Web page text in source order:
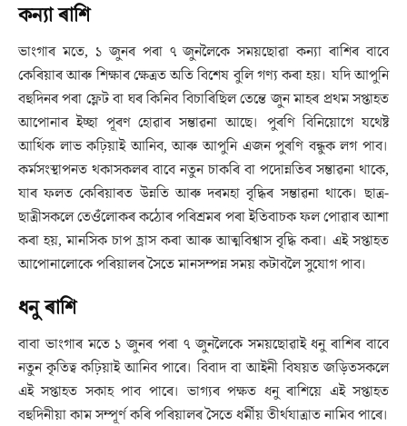
কন্যা ৰাশি
ভাংগাৰ মতে, ১ জুনৰ পৰা ৭ জুনলৈকে সময়ছোৱা কন্যা ৰাশিৰ বাবে
কেৰিয়াৰ আৰু শিক্ষাৰ ক্ষেত্ৰত অতি বিশেষ বুলি গণ্য কৰা হয়। যদি আপুনি
বহুদিনৰ পৰা ফ্লেট বা ঘৰ কিনিব বিচাৰিছিল তেন্তে জুন মাহৰ প্ৰথম সপ্তাহত
আপোনাৰ ইচ্ছা পূৰণ হোৱাৰ সম্ভাৱনা আছে। পুৰণি বিনিয়োগে যথেষ্ট
আৰ্থিক লাভ কঢ়িয়াই আনিব, আৰু আপুনি এজন পুৰণি বন্ধুক লগ পাব।
কৰ্মসংস্থাপনত থকাসকলৰ বাবে নতুন চাকৰি বা পদোন্নতিৰ সম্ভাৱনা থাকে,
যাৰ ফলত কেৰিয়াৰত উন্নতি আৰু দৰমহা বৃদ্ধিৰ সম্ভাৱনা থাকে। ছাত্ৰ-
ছাত্ৰীসকলে তেওঁলোকৰ কঠোৰ পৰিশ্ৰমৰ পৰা ইতিবাচক ফল পোৱাৰ আশা
কৰা হয়, মানসিক চাপ হ্ৰাস কৰা আৰু আত্মবিশ্বাস বৃদ্ধি কৰা। এই সপ্তাহত
আপোনালোকে পৰিয়ালৰ সৈতে মানসম্পন্ন সময় কটাবলৈ সুযোগ পাব।
ধনু ৰাশি
বাবা ভাংগাৰ মতে ১ জুনৰ পৰা ৭ জুনলৈকে সময়ছোৱাই ধনু ৰাশিৰ বাবে
নতুন কৃতিত্ব কঢ়িয়াই আনিব পাৰে। বিবাদ বা আইনী বিষয়ত জড়িতসকলে
এই সপ্তাহত সকাহ পাব পাৰে। ভাগ্যৰ পক্ষত ধনু ৰাশিয়ে এই সপ্তাহত
বহুদিনীয়া কাম সম্পূৰ্ণ কৰি পৰিয়ালৰ সৈতে ধৰ্মীয় তীৰ্থযাত্ৰাত নামিব পাৰে।